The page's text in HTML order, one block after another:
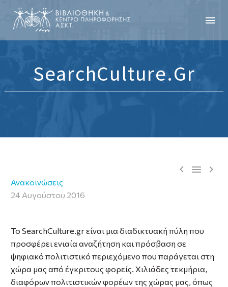
SearchCulture.gr
  
Ανακοινώσεις
24 Αυγούστου 2016
Το SearchCulture.gr είναι μια διαδικτυακή πύλη που
προσφέρει ενιαία αναζήτηση και πρόσβαση σε
ψηφιακό πολιτιστικό περιεχόμενο που παράγεται στη
χώρα μας από έγκριτους φορείς. Χιλιάδες τεκμήρια,
διαφόρων πολιτιστικών φορέων της χώρας μας, όπως